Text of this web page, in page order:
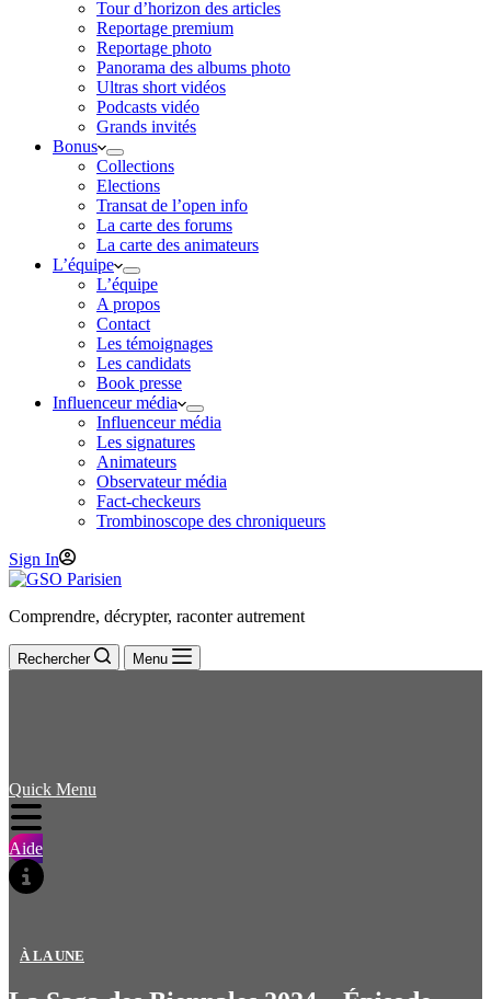
Tour d’horizon des articles
Reportage premium
Reportage photo
Panorama des albums photo
Ultras short vidéos
Podcasts vidéo
Grands invités
Bonus
Collections
Elections
Transat de l’open info
La carte des forums
La carte des animateurs
L’équipe
L’équipe
A propos
Contact
Les témoignages
Les candidats
Book presse
Influenceur média
Influenceur média
Les signatures
Animateurs
Observateur média
Fact-checkeurs
Trombinoscope des chroniqueurs
Sign In
Comprendre, décrypter, raconter autrement
Rechercher Menu
Quick Menu
Aide
À LA UNE